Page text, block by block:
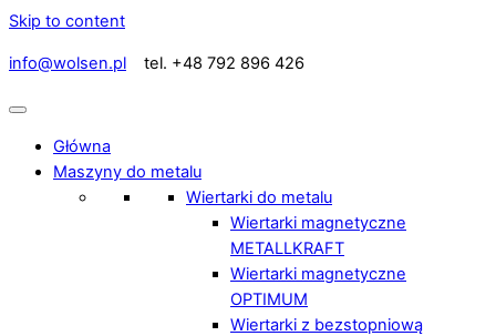
Skip to content
info@wolsen.pl tel. +48 792 896 426
Główna
Maszyny do metalu
Wiertarki do metalu
Wiertarki magnetyczne
METALLKRAFT
Wiertarki magnetyczne
OPTIMUM
Wiertarki z bezstopniową